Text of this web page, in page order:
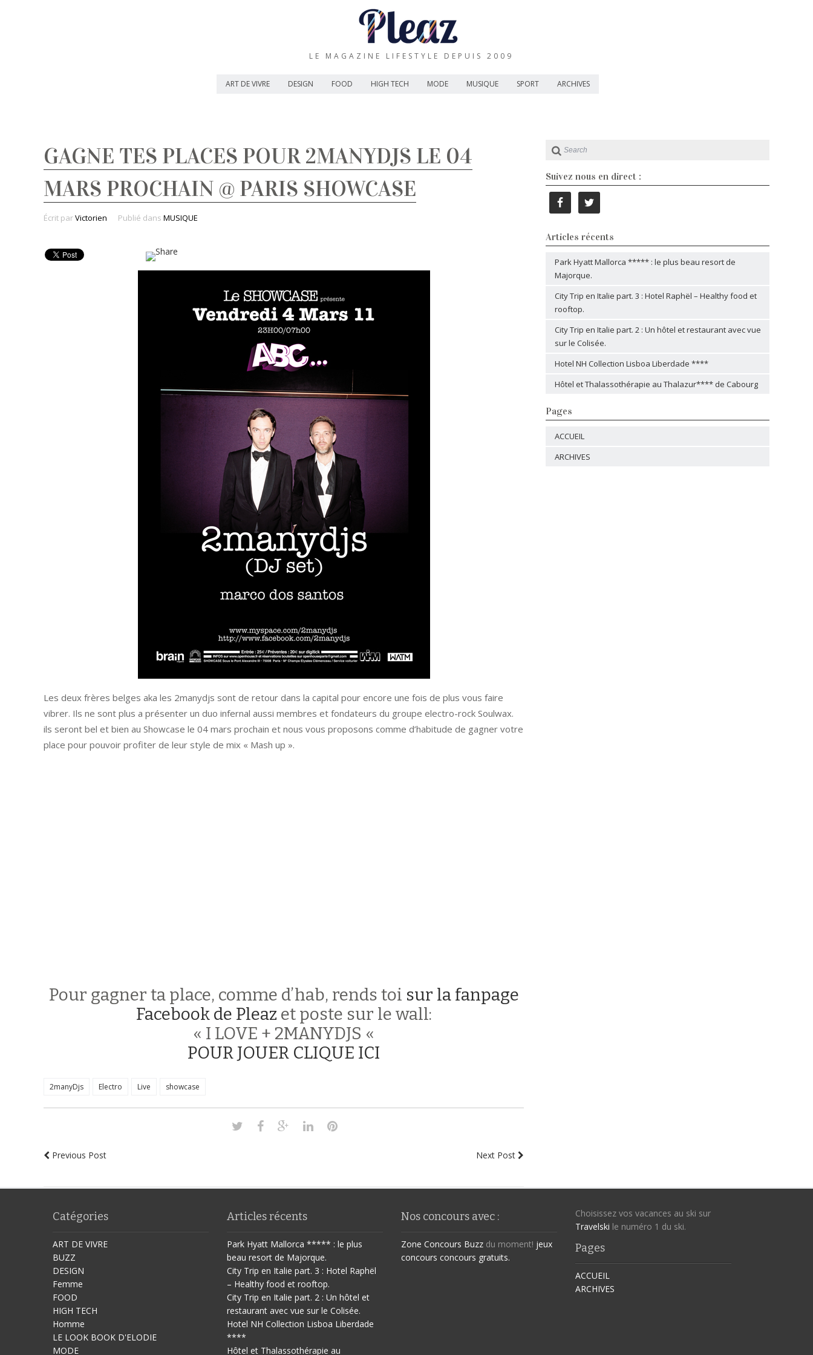
LE MAGAZINE LIFESTYLE DEPUIS 2009
ART DE VIVRE DESIGN FOOD HIGH TECH MODE MUSIQUE SPORT ARCHIVES
GAGNE TES PLACES POUR 2MANYDJS LE 04
MARS PROCHAIN @ PARIS SHOWCASE
Écrit parVictorien Publié dans MUSIQUE
Les deux frères belges aka les 2manydjs sont de retour dans la capital pour encore une fois de plus vous faire
vibrer. Ils ne sont plus a présenter un duo infernal aussi membres et fondateurs du groupe electro-rock Soulwax.
ils seront bel et bien au Showcase le 04 mars prochain et nous vous proposons comme d’habitude de gagner votre
place pour pouvoir profiter de leur style de mix « Mash up ».
Pour gagner ta place, comme d’hab, rends toi sur la fanpage
Facebook de Pleaz et poste sur le wall:
« I LOVE + 2MANYDJS «
POUR JOUER CLIQUE ICI
2manyDjs Electro Live showcase
Previous Post Next Post
Suivez nous en direct :
Articles récents
Park Hyatt Mallorca ***** : le plus beau resort de
Majorque.
City Trip en Italie part. 3 : Hotel Raphël – Healthy food et
rooftop.
City Trip en Italie part. 2 : Un hôtel et restaurant avec vue
sur le Colisée.
Hotel NH Collection Lisboa Liberdade ****
Hôtel et Thalassothérapie au Thalazur**** de Cabourg
Pages
ACCUEIL
ARCHIVES
Catégories
ART DE VIVRE
BUZZ
DESIGN
Femme
FOOD
HIGH TECH
Homme
LE LOOK BOOK D'ELODIE
MODE
Articles récents
Park Hyatt Mallorca ***** : le plus
beau resort de Majorque.
City Trip en Italie part. 3 : Hotel Raphël
– Healthy food et rooftop.
City Trip en Italie part. 2 : Un hôtel et
restaurant avec vue sur le Colisée.
Hotel NH Collection Lisboa Liberdade
****
Hôtel et Thalassothérapie au
Nos concours avec :
Zone Concours Buzz du moment! jeux
concours concours gratuits.
Choisissez vos vacances au ski sur
Travelski le numéro 1 du ski.
Pages
ACCUEIL
ARCHIVES